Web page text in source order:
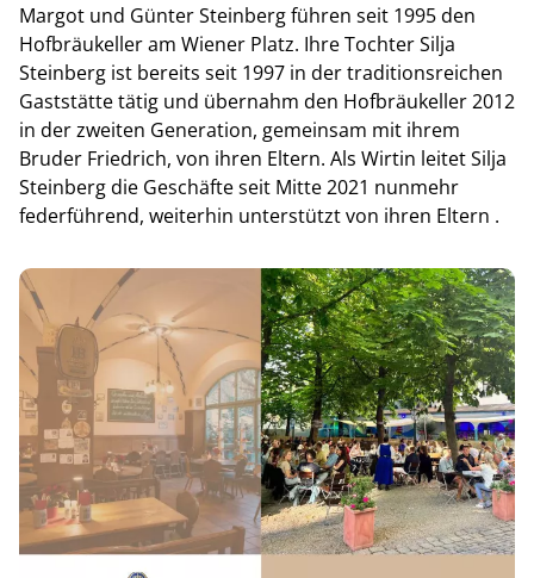
Margot und Günter Steinberg führen seit 1995 den
Hofbräukeller am Wiener Platz. Ihre Tochter Silja
Steinberg ist bereits seit 1997 in der traditionsreichen
Gaststätte tätig und übernahm den Hofbräukeller 2012
in der zweiten Generation, gemeinsam mit ihrem
Bruder Friedrich, von ihren Eltern. Als Wirtin leitet Silja
Steinberg die Geschäfte seit Mitte 2021 nunmehr
federführend, weiterhin unterstützt von ihren Eltern .